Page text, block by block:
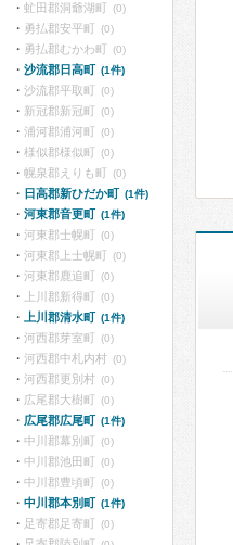
虻田郡洞爺湖町 (0)
勇払郡安平町 (0)
勇払郡むかわ町 (0)
沙流郡日高町 (1件)
沙流郡平取町 (0)
新冠郡新冠町 (0)
浦河郡浦河町 (0)
様似郡様似町 (0)
幌泉郡えりも町 (0)
日高郡新ひだか町 (1件)
河東郡音更町 (1件)
河東郡士幌町 (0)
河東郡上士幌町 (0)
河東郡鹿追町 (0)
上川郡新得町 (0)
上川郡清水町 (1件)
河西郡芽室町 (0)
河西郡中札内村 (0)
河西郡更別村 (0)
広尾郡大樹町 (0)
広尾郡広尾町 (1件)
中川郡幕別町 (0)
中川郡池田町 (0)
中川郡豊頃町 (0)
中川郡本別町 (1件)
足寄郡足寄町 (0)